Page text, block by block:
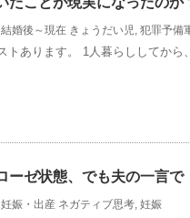
結婚後～現在 きょうだい児, 犯罪予備
トあります。 1人暮らししてから
ーゼ状態、でも夫の一言で
妊娠・出産 ネガティブ思考, 妊娠